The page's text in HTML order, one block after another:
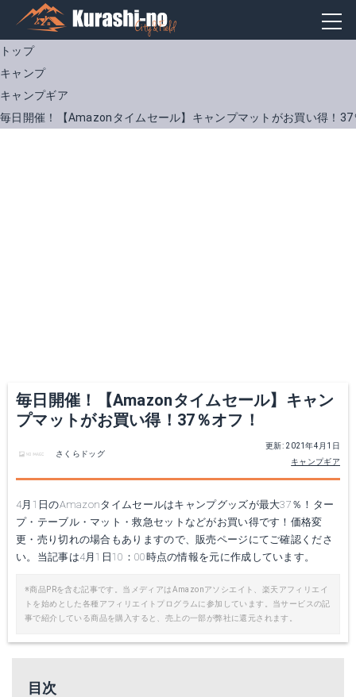
トップ
キャンプ
キャンプギア
毎日開催！【Amazonタイムセール】キャンプマットがお買い得！37
毎日開催！【Amazonタイムセール】キャン
プマットがお買い得！37％オフ！
更新: 2021年4月1日
キャンプギア
さくらドッグ
4月1日のAmazonタイムセールはキャンプグッズが最大37％！ター
プ・テーブル・マット・救急セットなどがお買い得です！価格変
更・売り切れの場合もありますので、販売ページにてご確認くださ
い。当記事は4月1日10：00時点の情報を元に作成しています。
※商品PRを含む記事です。当メディアはAmazonアソシエイト、楽天アフィリエイ
トを始めとした各種アフィリエイトプログラムに参加しています。当サービスの記
事で紹介している商品を購入すると、売上の一部が弊社に還元されます。
目次